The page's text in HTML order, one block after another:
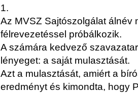
1.
Az MVSZ Sajtószolgálat álnév
félrevezetéssel próbálkozik.
A számára kedvező
lényeget: a saját mulasztását.
Azt a mulasztását, amiért a
eredményt és kimondta, hogy